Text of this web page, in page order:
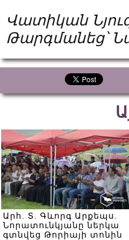
Վատիկան
Թարգմանեց՝
Արհ. Տ. Գևորգ Արքեպս.
Նորատունկյանը ներկա
գտնվեց Թորիայի տոնին